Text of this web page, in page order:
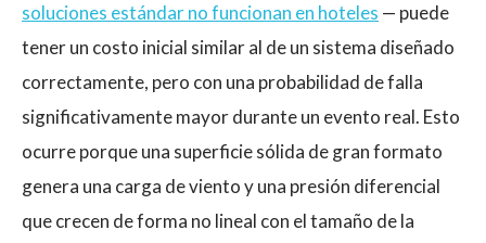
soluciones estándar no funcionan en hoteles — puede
tener un costo inicial similar al de un sistema diseñado
correctamente, pero con una probabilidad de falla
significativamente mayor durante un evento real. Esto
ocurre porque una superficie sólida de gran formato
genera una carga de viento y una presión diferencial
que crecen de forma no lineal con el tamaño de la